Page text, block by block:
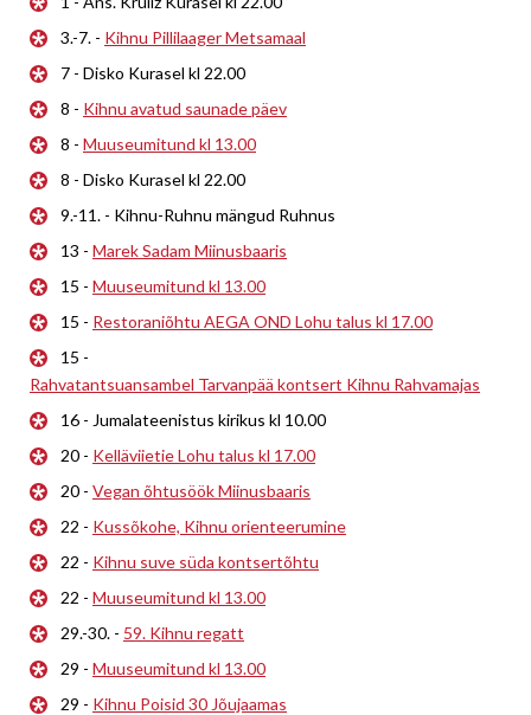
3.-7. - Kihnu Pillilaager Metsamaal
7 - Disko Kurasel kl 22.00
8 - Kihnu avatud saunade päev
8 - Muuseumitund kl 13.00
8 - Disko Kurasel kl 22.00
9.-11. - Kihnu-Ruhnu mängud Ruhnus
13 - Marek Sadam Miinusbaaris
15 - Muuseumitund kl 13.00
15 - Restoraniõhtu AEGA OND Lohu talus kl 17.00
15 -
Rahvatantsuansambel Tarvanpää kontsert Kihnu Rahvamajas
16 - Jumalateenistus kirikus kl 10.00
20 - Kelläviietie Lohu talus kl 17.00
20 - Vegan õhtusöök Miinusbaaris
22 - Kussõkohe, Kihnu orienteerumine
22 - Kihnu suve süda kontsertõhtu
22 - Muuseumitund kl 13.00
29.-30. - 59. Kihnu regatt
29 - Muuseumitund kl 13.00
29 - Kihnu Poisid 30 Jõujaamas